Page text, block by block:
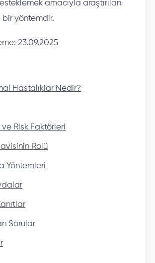
amacıyla araştırılan
bir yöntemdir.
23.09.2025
Hastalıklar Nedir?
Risk Faktörleri
Rolü
Yöntemleri
Sorular